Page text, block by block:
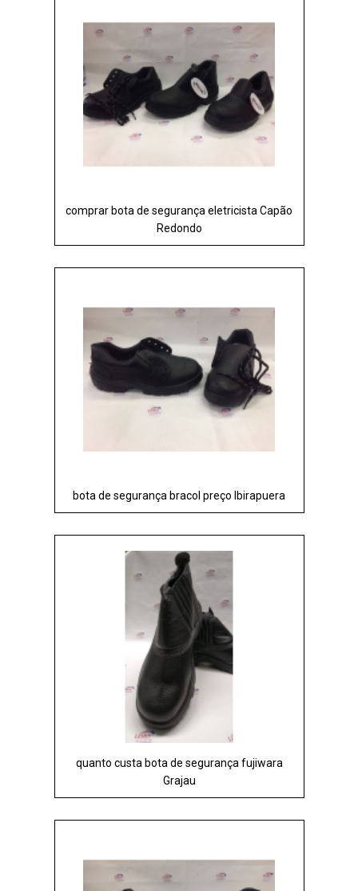
comprar bota de segurança eletricista Capão
Redondo
bota de segurança bracol preço Ibirapuera
quanto custa bota de segurança fujiwara
Grajau